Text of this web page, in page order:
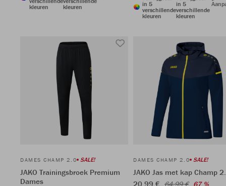
kleuren
kleuren
in 5
verschillende
kleuren
in 5
verschillende
kleuren
DAMES CHAMP 2.0 SALE!
JAKO Trainingsbroek Premium
Dames
DAMES CHAMP 2.0 SALE!
JAKO Jas met kap Champ
20,99 € 64,99 € 67 %